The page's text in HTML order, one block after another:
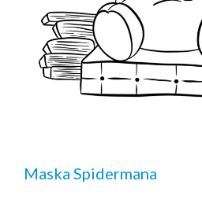
Maska Spidermana